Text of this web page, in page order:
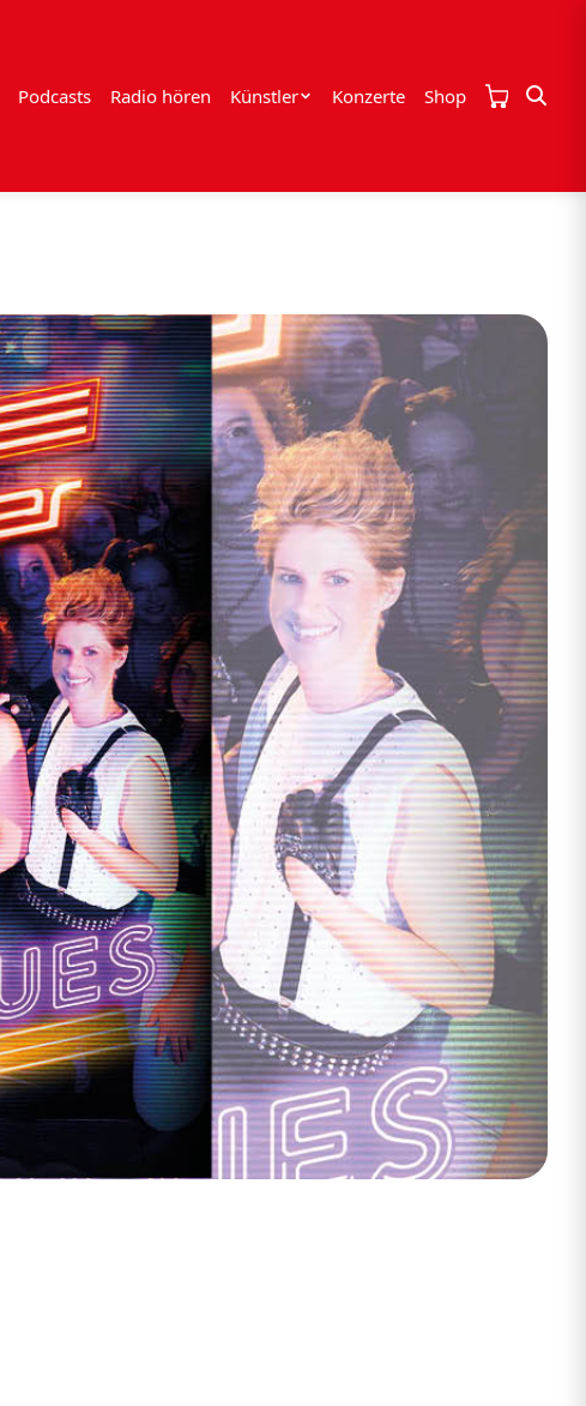
Podcasts Radio hören Künstler Konzerte Shop